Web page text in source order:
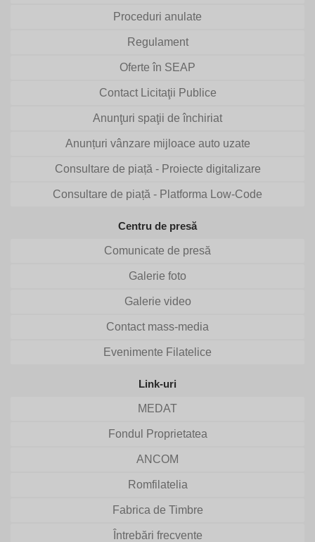
Proceduri anulate
Regulament
Oferte în SEAP
Contact Licitaţii Publice
Anunţuri spaţii de închiriat
Anunțuri vânzare mijloace auto uzate
Consultare de piață - Proiecte digitalizare
Consultare de piață - Platforma Low-Code
Centru de presă
Comunicate de presă
Galerie foto
Galerie video
Contact mass-media
Evenimente Filatelice
Link-uri
MEDAT
Fondul Proprietatea
ANCOM
Romfilatelia
Fabrica de Timbre
Întrebări frecvente